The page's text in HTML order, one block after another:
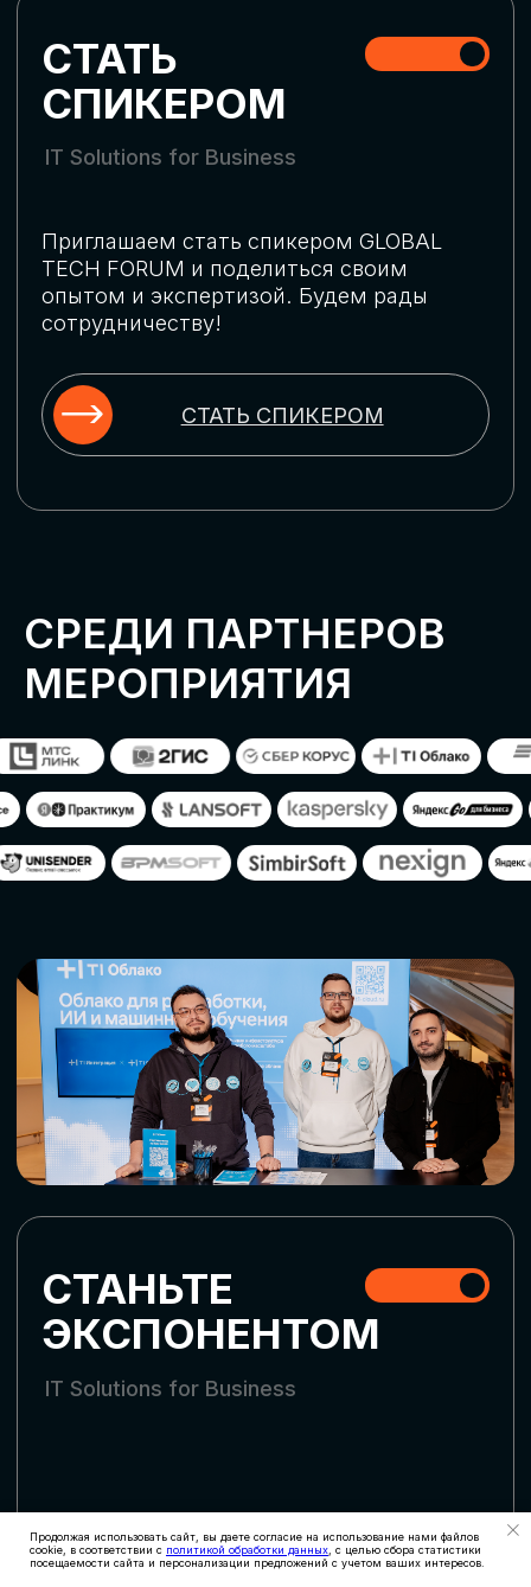
Продолжая использовать сайт, вы даете согласие на использование нами файлов
cookie, в соответствии с политикой обработки данных , с целью сбора статистики
посещаемости сайта и персонализации предложений с учетом ваших интересов.
ОСТАВИТЬ
ЗАЯВКУ
СТАТЬ ПАРТНЕРОМ
СКАЧАТЬ ПРОГРАММУ
СТАТЬ СПИКЕРОМ
Оставьте заявку, наши менеджеры
СТАТЬ УЧАСТНИКОМ